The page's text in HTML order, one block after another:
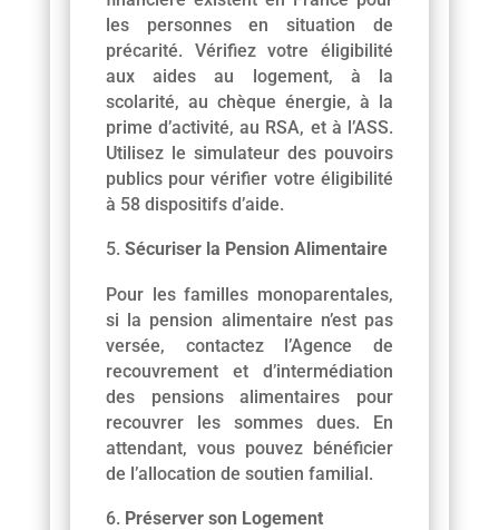
les personnes en situation de
précarité. Vérifiez votre éligibilité
aux aides au logement, à la
scolarité, au chèque énergie, à la
prime d’activité, au RSA, et à l’ASS.
Utilisez le simulateur des pouvoirs
publics pour vérifier votre éligibilité
à 58 dispositifs d’aide.
Sécuriser la Pension Alimentaire
Pour les familles monoparentales,
si la pension alimentaire n’est pas
versée, contactez l’Agence de
recouvrement et d’intermédiation
des pensions alimentaires pour
recouvrer les sommes dues. En
attendant, vous pouvez bénéficier
de l’allocation de soutien familial.
Préserver son Logement